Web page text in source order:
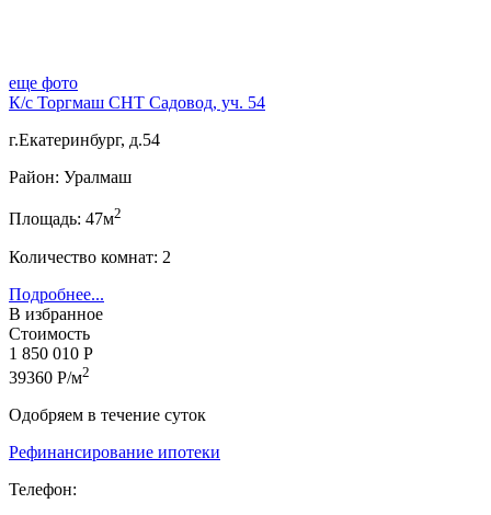
еще фото
К/с Торгмаш СНТ Садовод, уч. 54
г.Екатеринбург, д.54
Район: Уралмаш
Площадь: 47м2
Количество комнат: 2
Подробнее...
В избранное
Стоимость
1 850 010 Р
39360 Р/м2
Одобряем в течение суток
Рефинансирование ипотеки
Телефон: